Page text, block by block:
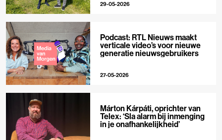
29-05-2026
Podcast: RTL Nieuws maakt
verticale video’s voor nieuwe
generatie nieuwsgebruikers
27-05-2026
Márton Kárpáti, oprichter van
Telex: ‘Sla alarm bij inmenging
in je onafhankelijkheid’